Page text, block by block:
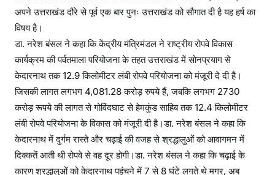
अपने उत्तराखंड दौरे से पूर्व एक बार पुनः उत्तराखंड को सौगात दी है यह हर्ष का
विषय है।
डा. नरेश बंसल ने कहा कि केंद्रीय मंत्रिमंडल ने राष्ट्रीय रोपवे विकास
कार्यक्रम की पर्वतमाला परियोजना के तहत उत्तराखंड में सोनप्रयाग से
केदारनाथ तक 12.9 किलोमीटर लंबी रोपवे परियोजना को मंजूरी दे दी है।
जिसकी लागत लगभग 4,081.28 करोड़ रुपये हैं, जबकि लगभग 2730
करोड़ रूपये की लागत से गोविंदघाट से हेमकुंड साहिब तक 12.4 किलोमीटर
लंबी रोपवे परियोजना के विकास को मंजूरी दी है।डा. नरेश बंसल ने कहा कि
केदारनाथ में दुर्गम रास्ते और चढ़ाई की वजह से श्रद्धालुओं को आवागमन में
दिक्कतें आती थी रोपवे से वह दूर होगी।डा. नरेश बंसल ने कहा कि चढ़ाई के
कारण श्रद्धालुओं को केदारनाथ पहुंचने में 7 से 8 घंटे लगते थे मगर, अब